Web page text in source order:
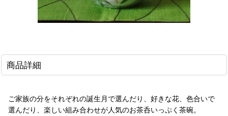
商品詳細
ご家族の分をそれぞれの誕生月で選んだり、好きな花、色合いで
選んだり、楽しい組み合わせが人気のお茶呑いっぷく茶碗。